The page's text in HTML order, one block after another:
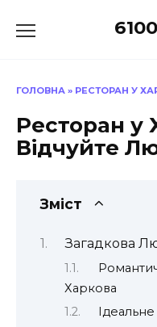
до
ГОЛОВНА » РЕСТОРАН У
Ресторан у
Відчуйте
Зміст
Загадкова
Харкова